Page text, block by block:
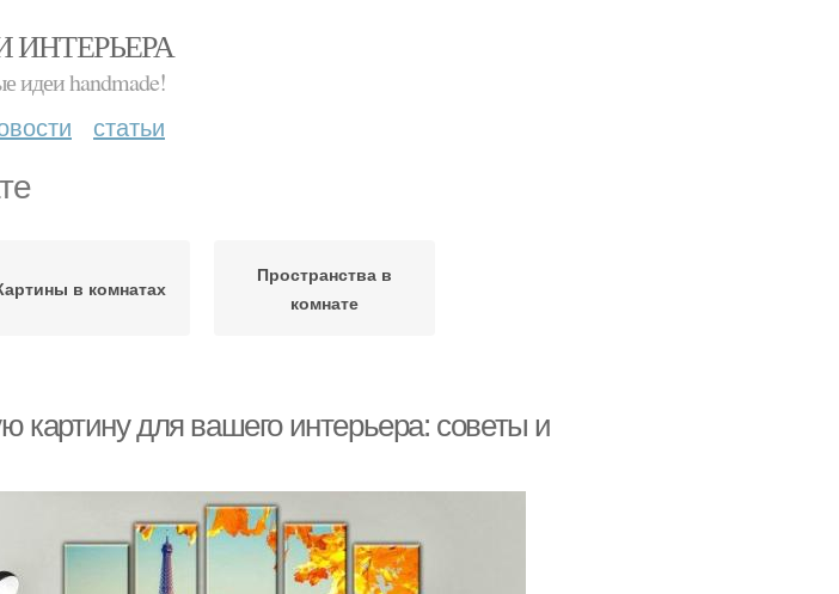
ИНТЕРЬЕРА
идеи handmade!
статьи
в комнатах
Пространства в
комнате
картину для вашего интерьера: советы и